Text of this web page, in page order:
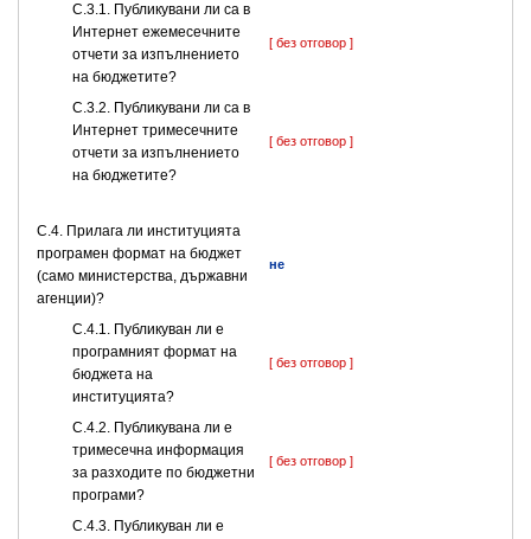
С.3.1. Публикувани ли са в
Интернет ежемесечните
отчети за изпълнението
на бюджетите?
[ без отговор ]
С.3.2. Публикувани ли са в
Интернет тримесечните
отчети за изпълнението
на бюджетите?
[ без отговор ]
С.4. Прилага ли институцията
програмен формат на бюджет
(само министерства, държавни
агенции)?
не
С.4.1. Публикуван ли е
програмният формат на
бюджета на
институцията?
[ без отговор ]
С.4.2. Публикувана ли е
тримесечна информация
за разходите по бюджетни
програми?
[ без отговор ]
С.4.3. Публикуван ли е